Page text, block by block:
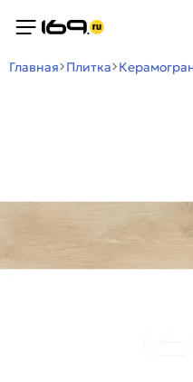
Главная Плитка